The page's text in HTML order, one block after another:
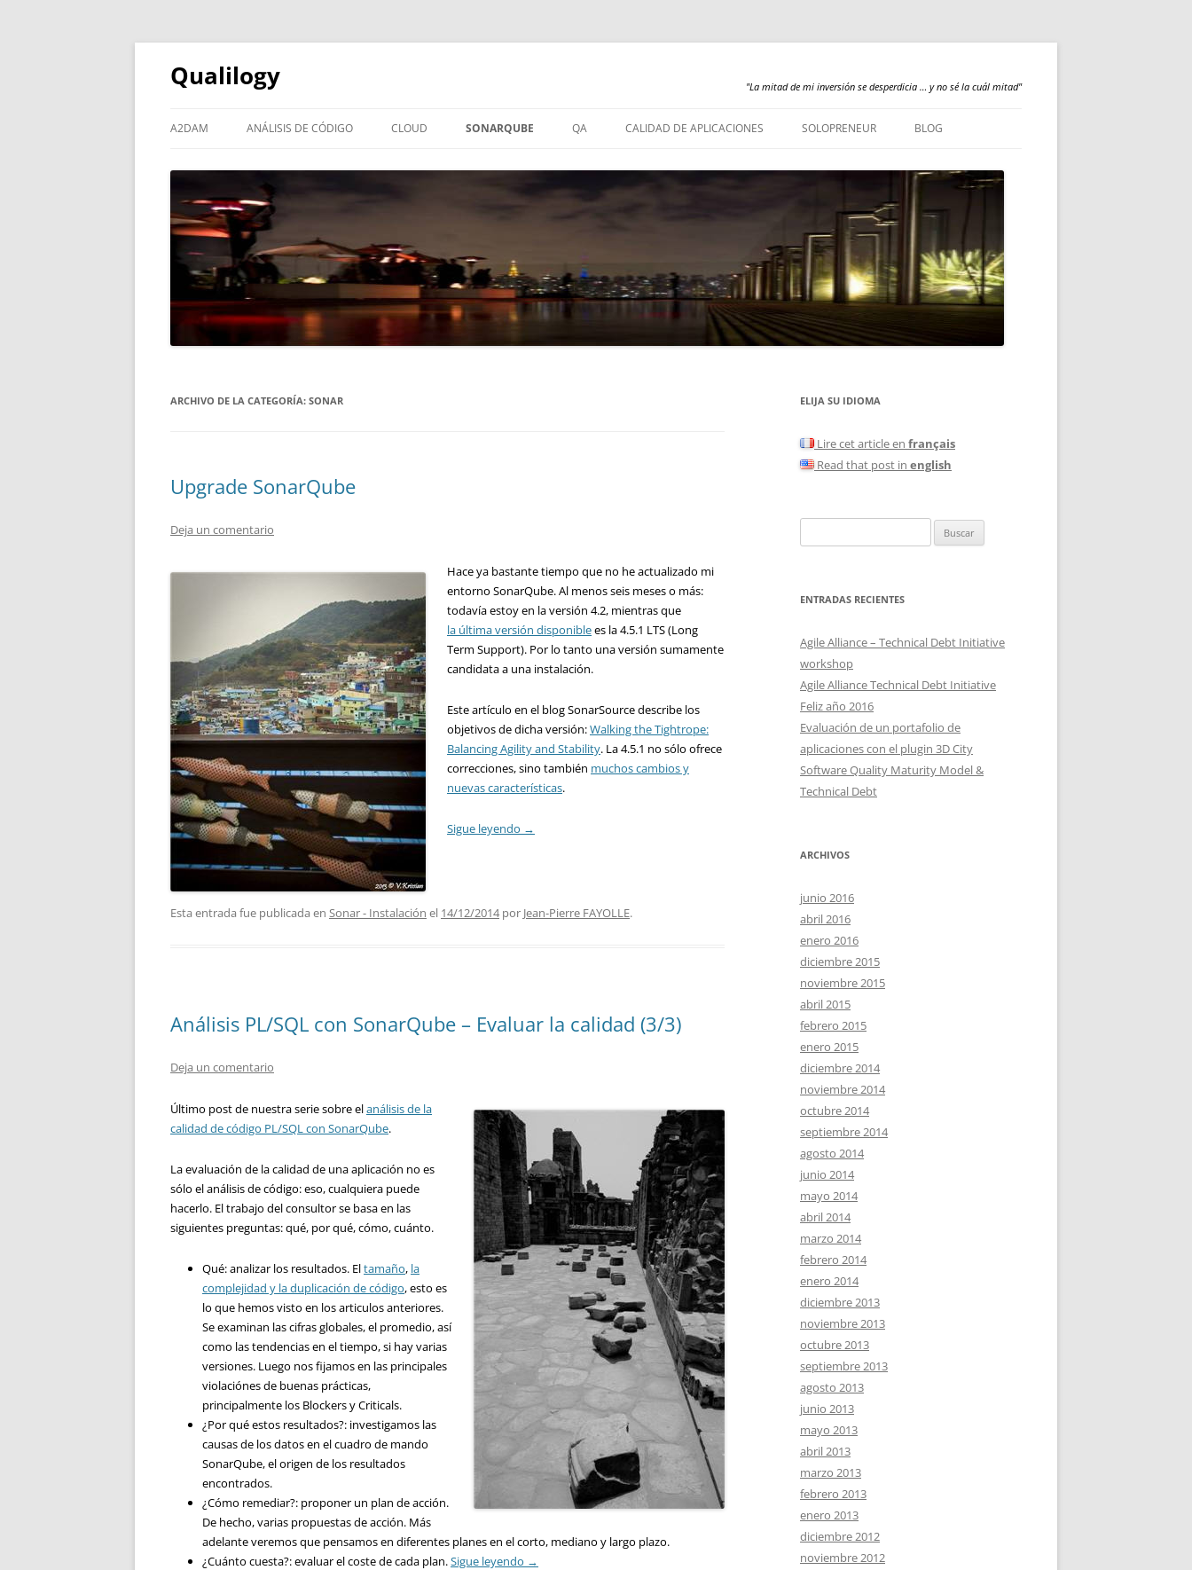
Qualilogy "La mitad de mi inversión se desperdicia … y no sé la cuál mitad"
contenido
A2DAM ANÁLISIS DE CÓDIGO CLOUD SONARQUBE
SONARQUBE – COBOL
SONARQUBE – PL/SQL
QA CALIDAD DE APLICACIONES SOLOPRENEUR BLOG
ARCHIVO DE LA CATEGORÍA: SONAR
Upgrade SonarQube
Deja un comentario
Hace ya bastante tiempo que no he actualizado mi
entorno SonarQube. Al menos seis meses o más:
todavía estoy en la versión 4.2, mientras que
la última versión disponiblees la 4.5.1 LTS (Long
Term Support). Por lo tanto una versión sumamente
candidata a una instalación.
Este artículo en el blog SonarSource describe los
objetivos de dicha versión:Walking the Tightrope:
Balancing Agility and Stability. La 4.5.1 no sólo ofrece
correcciones, sino también muchos cambios y
nuevas características.
Sigue leyendo →
Esta entrada fue publicada en Sonar - Instalación el 14/12/2014por Jean-Pierre FAYOLLE.
Análisis PL/SQL con SonarQube – Evaluar la calidad (3/3)
Deja un comentario
Último post de nuestra serie sobre elanálisis de la
calidad de código PL/SQL con SonarQube.
La evaluación de la calidad de una aplicación no es
sólo el análisis de código: eso, cualquiera puede
hacerlo. El trabajo del consultor se basa en las
siguientes preguntas: qué, por qué, cómo, cuánto.
Qué: analizar los resultados. Eltamaño, la
complejidad y la duplicación de código, esto es
lo que hemos visto en los articulos anteriores.
Se examinan las cifras globales, el promedio, así
como las tendencias en el tiempo, si hay varias
versiones. Luego nos fijamos en las principales
violaciónes de buenas prácticas,
principalmente los Blockers y Criticals.
¿Por qué estos resultados?: investigamos las
causas de los datos en el cuadro de mando
SonarQube, el origen de los resultados
encontrados.
¿Cómo remediar?: proponer un plan de acción.
De hecho, varias propuestas de acción. Más
adelante veremos que pensamos en diferentes planes en el corto, mediano y largo plazo.
¿Cuánto cuesta?: evaluar el coste de cada plan.Sigue leyendo →
ELIJA SU IDIOMA
Lire cet article en français
Read that post in english
ENTRADAS RECIENTES
Agile Alliance – Technical Debt Initiative
workshop
Agile Alliance Technical Debt Initiative
Feliz año 2016
Evaluación de un portafolio de
aplicaciones con el plugin 3D City
Software Quality Maturity Model &
Technical Debt
ARCHIVOS
junio 2016
abril 2016
enero 2016
diciembre 2015
noviembre 2015
abril 2015
febrero 2015
enero 2015
diciembre 2014
noviembre 2014
octubre 2014
septiembre 2014
agosto 2014
junio 2014
mayo 2014
abril 2014
marzo 2014
febrero 2014
enero 2014
diciembre 2013
noviembre 2013
octubre 2013
septiembre 2013
agosto 2013
junio 2013
mayo 2013
abril 2013
marzo 2013
febrero 2013
enero 2013
diciembre 2012
noviembre 2012